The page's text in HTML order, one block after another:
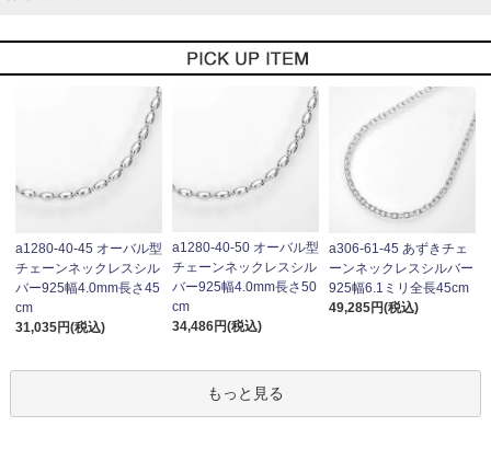
a1280-40-45 オーバル型
チェーンネックレスシル
バー925幅4.0mm長さ45
cm
31,035円(税込)
a1280-40-50 オーバル型
チェーンネックレスシル
バー925幅4.0mm長さ50
cm
34,486円(税込)
a306-61-45 あずきチェ
ーンネックレスシルバー
925幅6.1ミリ全長45cm
49,285円(税込)
もっと見る